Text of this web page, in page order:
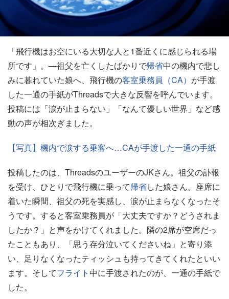
「飛行機はお空にいる大切な人と1番近くに感じられる場
所です」。―祖父を亡くしたばかりで帰省中の機内で悲し
みに暮れていた娘へ、飛行機の客室乗務員（CA） が手渡
した一通の手紙がThreadsで大きな反響を呼んでいます。
投稿には「涙が止まらない」「なんて優しい世界」など感
動の声が相次ぎました。
【写真】機内で涙する乗客へ…CAが手渡した一通の手紙
投稿したのは、ThreadsのユーザーのJKさん。祖父の訃報
を受け、ひとりで飛行機に乗って帰省した娘さん。座席に
着いた瞬間、祖父の死を実感し、涙が止まらなくなったそ
うです。すると客室乗務員が「大丈夫ですか？どうされま
したか？」と声をかけてくれました。隣の2席が空席だっ
たこともあり、「思う存分泣いてくださいね」と寄り添
い、足りなくなったティッシュも持ってきてくれたといい
ます。そしてフライト 中に手渡されたのが、一通の手紙で
した。